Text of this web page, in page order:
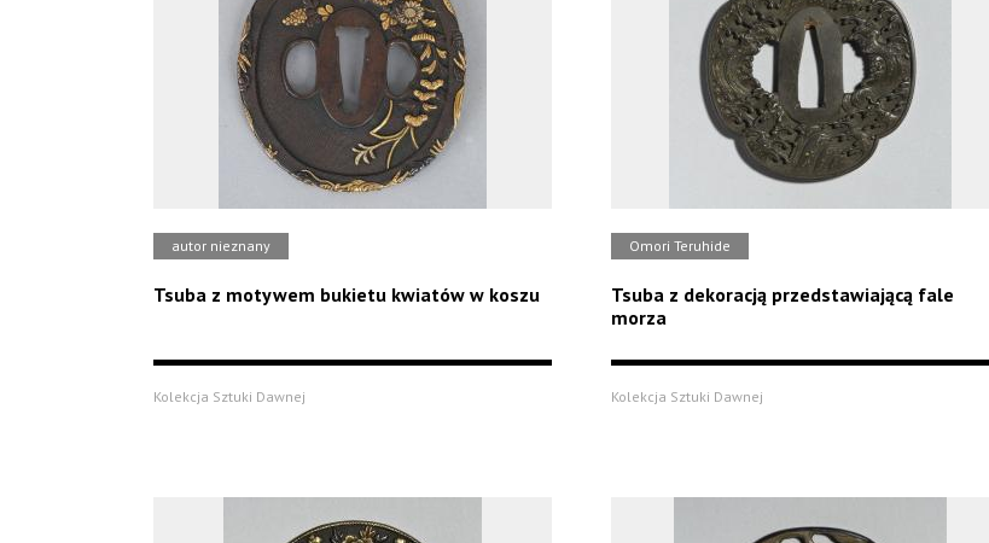
autor nieznany
Tsuba z motywem bukietu kwiatów w koszu
Kolekcja Sztuki Dawnej
Omori Teruhide
Tsuba z dekoracją przedstawiającą fale
morza
Kolekcja Sztuki Dawnej